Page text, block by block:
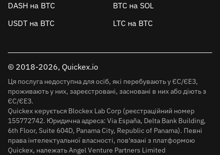
DASH на BTC
BTC на SOL
USDT на BTC
LTC на BTC
© 2018-2026, Quickex.io
Ця послуга недоступна для осіб, які перебувають у ЄС/ЄЕЗ,
проживають у них, зареєстровані, засновані в них або діють з
ЄС/ЄЕЗ.
Quickex керується Blockex Lab Corp (реєстраційний номер
155772742. Юридична адреса: Via España, Delta Bank Building,
6th Floor, Suite 604D, Panama City, Republic of Panama). Певні
права інтелектуальної власності, пов'язані з платформою
Quickex, належать Angel Venture Partners Limited